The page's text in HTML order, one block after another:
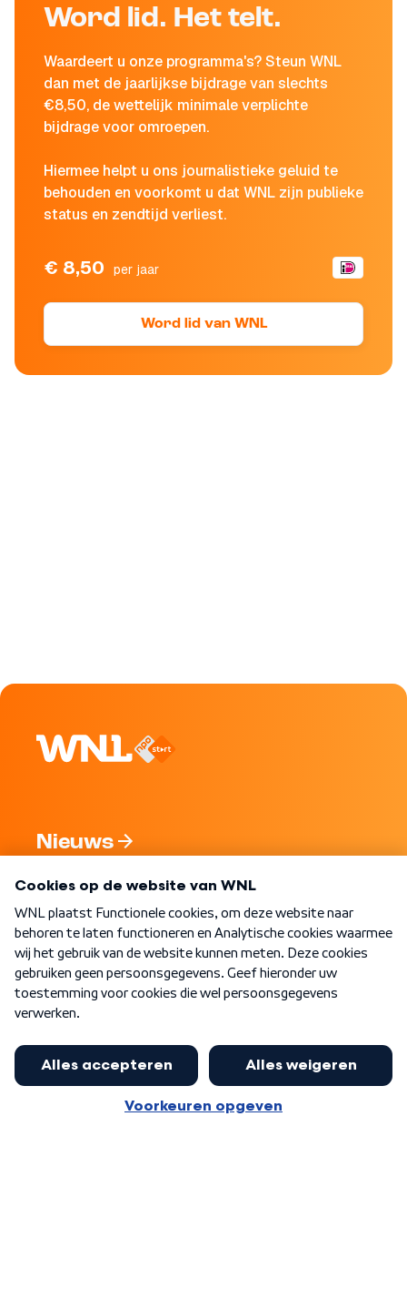
Word lid. Het telt.
Waardeert u onze programma's? Steun WNL
dan met de jaarlijkse bijdrage van slechts
€8,50, de wettelijk minimale verplichte
bijdrage voor omroepen.
Hiermee helpt u ons journalistieke geluid te
behouden en voorkomt u dat WNL zijn publieke
status en zendtijd verliest.
€ 8,50 per jaar
Word lid van WNL
Nieuws
Nieuwsbrief
Word Lid